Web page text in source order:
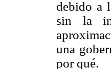
debido a
sin la
una
por qué.